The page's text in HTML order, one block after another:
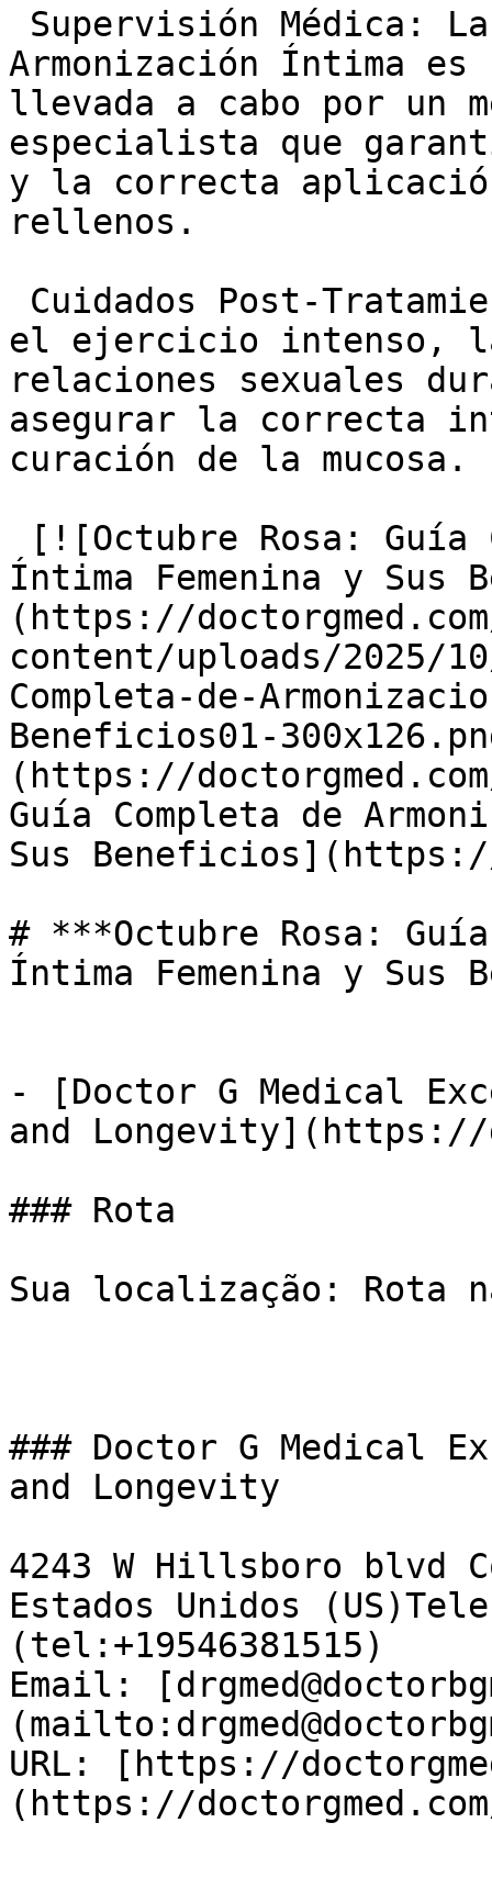
Armonización Íntima
llevada a cabo por un
especialista que
y la correcta
rellenos.
el ejercicio intenso,
relaciones sexuales
asegurar la correcta
curación de la mucosa.
Íntima Femenina y Sus
(https://
content/uploads/2025/
Completa-de-
Beneficios01-
(https://
Guía Completa de
Sus
# ***Octubre Rosa:
Íntima Femenina y Sus
- [Doctor G Medical
and Longevity](https://
### Rota
Sua localização: Rota
### Doctor G Medical
and Longevity
4243 W Hillsboro blvd
Estados Unidos
(tel:+19546381515)
Email:
URL: [https://
(https://